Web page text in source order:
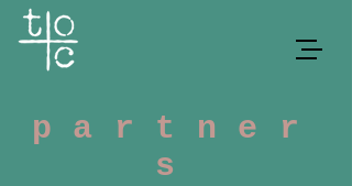
partner
s